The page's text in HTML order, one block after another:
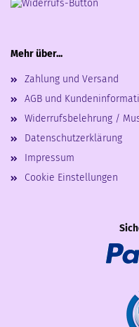
Mehr über...
Zahlung und Versand
AGB und
Widerrufsbelehrung /
Datenschutzerklärung
Impressum
Cookie Einstellungen